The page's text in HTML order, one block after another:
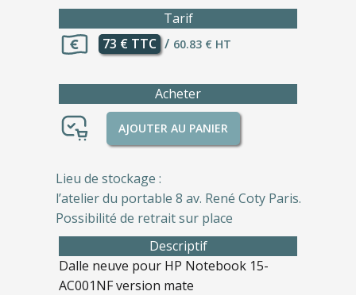
Tarif
73 € TTC / 60.83 € HT
Acheter
AJOUTER AU PANIER
Lieu de stockage :
l’atelier du portable 8 av. René Coty Paris.
Possibilité de retrait sur place
Descriptif
Dalle neuve pour HP Notebook 15-
AC001NF version mate